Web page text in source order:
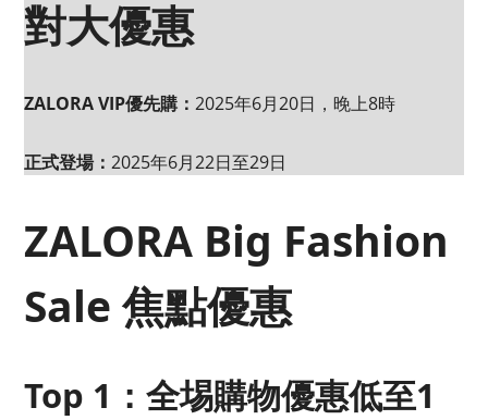
對大優惠
ZALORA VIP優先購：2025年6月20日，晚上8時
正式登場：2025年6月22日至29日
ZALORA Big Fashion
Sale 焦點優惠
Top 1：全埸購物優惠低至1